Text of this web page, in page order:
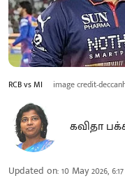
RCB vs MI image credit-
கவிதா
Updated on:10 May 2026,